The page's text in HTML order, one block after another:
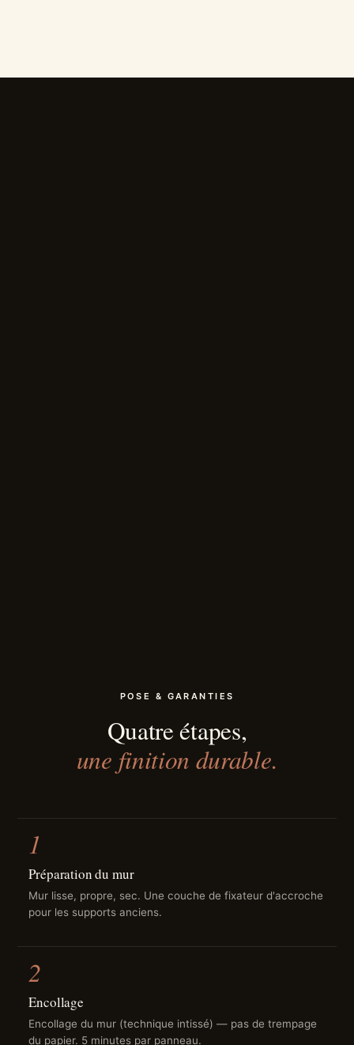
POSE & GARANTIES
Quatre étapes,
une finition durable.
1
Préparation du mur
Mur lisse, propre, sec. Une couche de fixateur d'accroche
pour les supports anciens.
2
Encollage
Encollage du mur (technique intissé) — pas de trempage
du papier. 5 minutes par panneau.